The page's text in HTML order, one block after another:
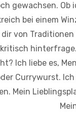
gewachsen. Ob
bei einem
von
Ich liebe es,
Currywurst.
Mein